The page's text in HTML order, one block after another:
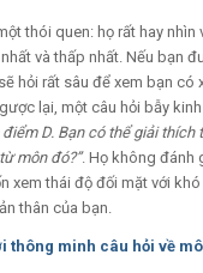
thói quen: họ rất hay nhìn
và thấp nhất. Nếu bạn
hỏi rất sâu để xem bạn có
lại, một câu hỏi bẫy
D. Bạn có thể giải thích
môn đó?”. Họ không đánh
xem thái độ đối mặt với
thân của bạn.
thông minh câu hỏi về